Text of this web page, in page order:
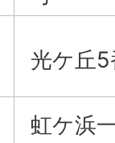
光ケ丘
虹ケ浜